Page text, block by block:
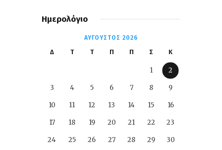
Ημερολόγιο
ΑΎΓΟΥΣΤΟΣ 2026
Δ Τ Τ Π Π Σ Κ
1 2
3 4 5 6 7 8 9
10 11 12 13 14 15 16
17 18 19 20 21 22 23
24 25 26 27 28 29 30